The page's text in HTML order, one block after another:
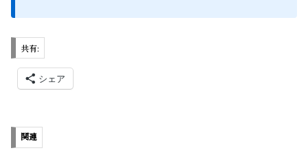
共有:
シェア
関連